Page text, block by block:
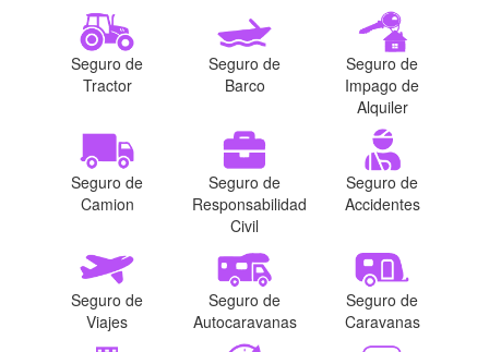
Seguro de
Tractor
Seguro de
Barco
Seguro de
Impago de
Alquiler
Seguro de
Camion
Seguro de
Responsabilidad
Civil
Seguro de
Accidentes
Seguro de
Viajes
Seguro de
Autocaravanas
Seguro de
Caravanas